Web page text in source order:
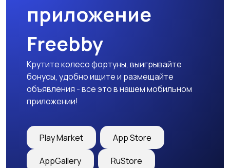
Уход за животными
приложение
Freebby
Крутите колесо фортуны, выигрывайте
бонусы, удобно ищите и размещайте
объявления - все это в нашем мобильном
приложении!
Play Market App Store
AppGallery RuStore